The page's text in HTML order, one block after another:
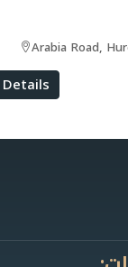
Arabia Road,
Details